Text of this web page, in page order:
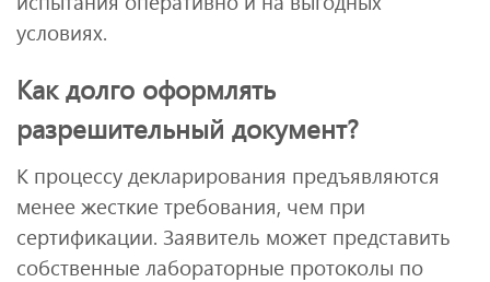
условиях.
Как долго оформлять
разрешительный документ?
К процессу декларирования предъявляются
менее жесткие требования, чем при
сертификации. Заявитель может представить
собственные лабораторные протоколы по